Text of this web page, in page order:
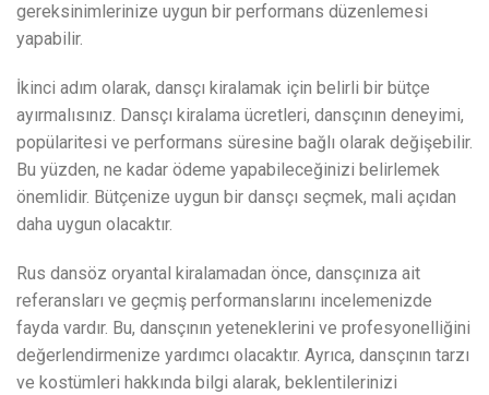
gereksinimlerinize uygun bir performans düzenlemesi
yapabilir.
İkinci adım olarak, dansçı kiralamak için belirli bir bütçe
ayırmalısınız. Dansçı kiralama ücretleri, dansçının deneyimi,
popülaritesi ve performans süresine bağlı olarak değişebilir.
Bu yüzden, ne kadar ödeme yapabileceğinizi belirlemek
önemlidir. Bütçenize uygun bir dansçı seçmek, mali açıdan
daha uygun olacaktır.
Rus dansöz oryantal kiralamadan önce, dansçınıza ait
referansları ve geçmiş performanslarını incelemenizde
fayda vardır. Bu, dansçının yeteneklerini ve profesyonelliğini
değerlendirmenize yardımcı olacaktır. Ayrıca, dansçının tarzı
ve kostümleri hakkında bilgi alarak, beklentilerinizi